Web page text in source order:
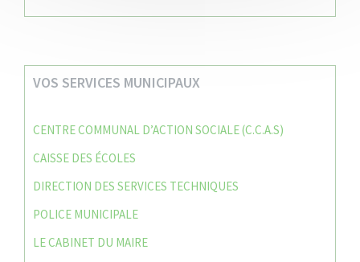
VOS SERVICES MUNICIPAUX
CENTRE COMMUNAL D’ACTION SOCIALE (C.C.A.S)
CAISSE DES ÉCOLES
DIRECTION DES SERVICES TECHNIQUES
POLICE MUNICIPALE
LE CABINET DU MAIRE